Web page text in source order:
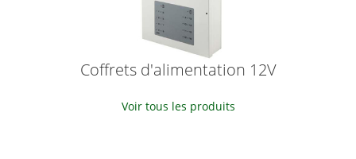
Coffrets d'alimentation 12V
Voir tous les produits